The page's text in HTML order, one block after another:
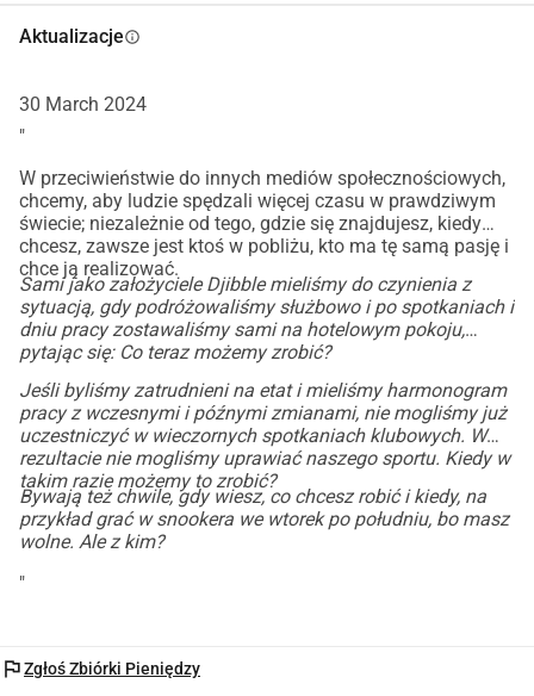
Aktualizacjeinfo
30 March 2024
"
W przeciwieństwie do innych mediów społecznościowych,
chcemy, aby ludzie spędzali więcej czasu w prawdziwym
świecie; niezależnie od tego, gdzie się znajdujesz, kiedy
chcesz, zawsze jest ktoś w pobliżu, kto ma tę samą pasję i
chce ją realizować.
Sami jako założyciele Djibble mieliśmy do czynienia z
sytuacją, gdy podróżowaliśmy służbowo i po spotkaniach i
dniu pracy zostawaliśmy sami na hotelowym pokoju,
pytając się: Co teraz możemy zrobić?
Jeśli byliśmy zatrudnieni na etat i mieliśmy harmonogram
pracy z wczesnymi i późnymi zmianami, nie mogliśmy już
uczestniczyć w wieczornych spotkaniach klubowych. W
rezultacie nie mogliśmy uprawiać naszego sportu. Kiedy w
takim razie możemy to zrobić?
Bywają też chwile, gdy wiesz, co chcesz robić i kiedy, na
przykład grać w snookera we wtorek po południu, bo masz
wolne. Ale z kim?
"
flagZgłoś Zbiórki Pieniędzy